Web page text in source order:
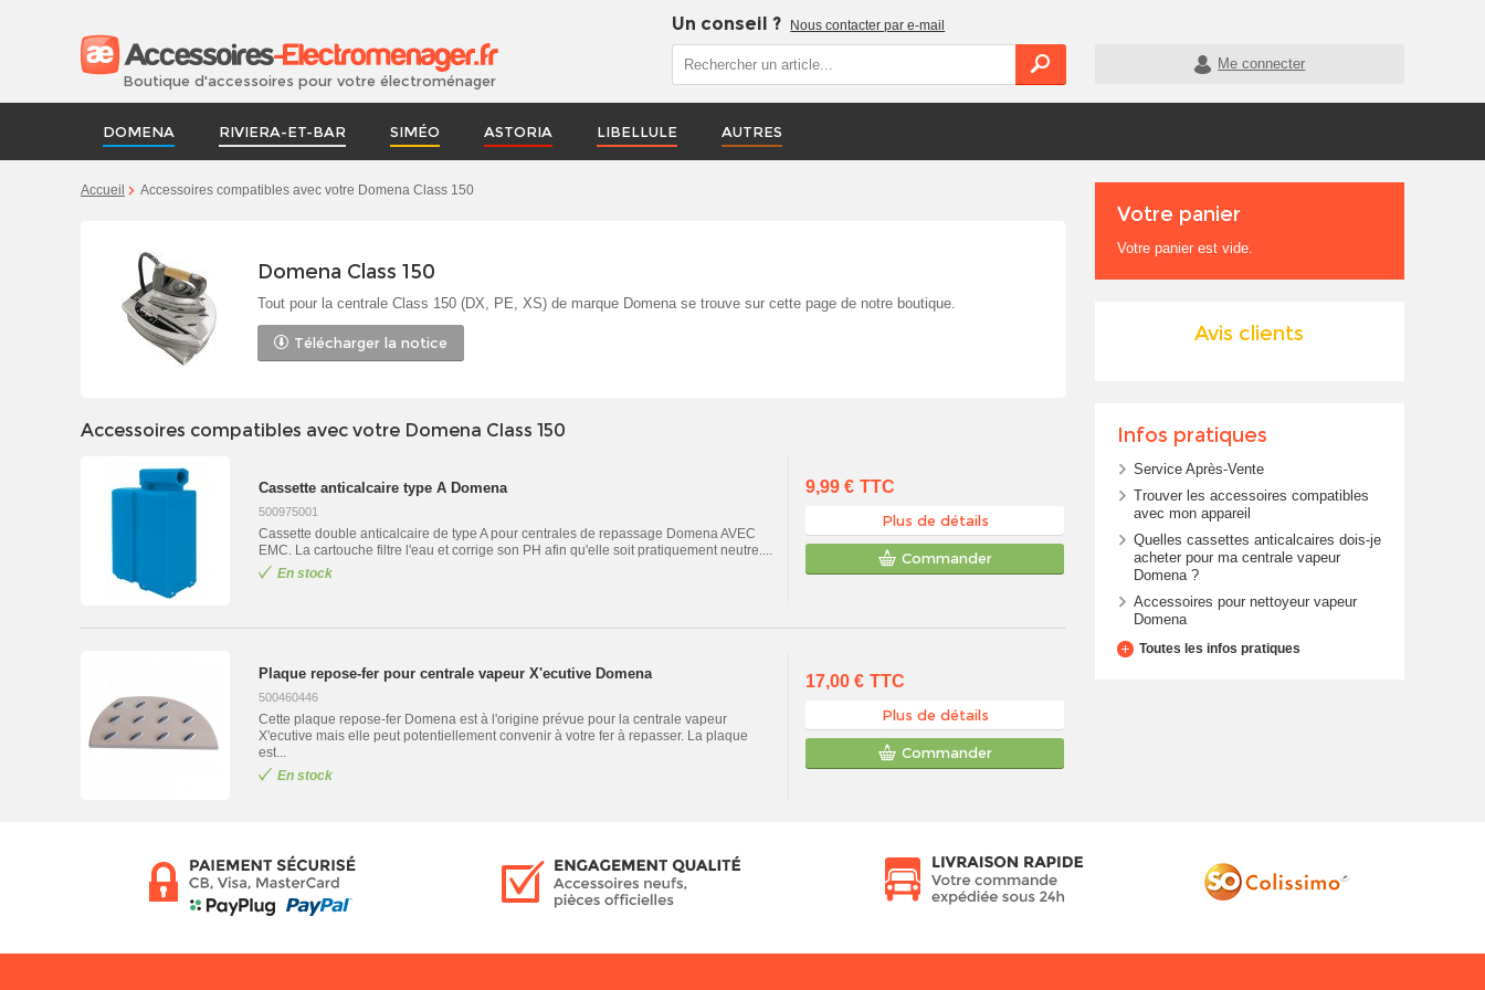
Boutique d'accessoires pour votre électroménager
Un conseil ? Nous contacter par e-mail
Me connecter
DOMENA RIVIERA-ET-BAR SIMÉO ASTORIA LIBELLULE AUTRES
Accueil Accessoires compatibles avec votre Domena Class 150
Domena Class 150
Tout pour la centrale Class 150 (DX, PE, XS) de marque Domena se trouve sur cette page de notre boutique.
Télécharger la notice
Accessoires compatibles avec votre Domena Class 150
Cassette anticalcaire type A Domena
500975001
Cassette double anticalcaire de type A pour centrales de repassage Domena AVEC
EMC. La cartouche filtre l'eau et corrige son PH afin qu'elle soit pratiquement neutre....
En stock
9,99 € TTC
Plus de détails
Commander
Plaque repose-fer pour centrale vapeur X'ecutive Domena
500460446
Cette plaque repose-fer Domena est à l'origine prévue pour la centrale vapeur
X'ecutive mais elle peut potentiellement convenir à votre fer à repasser. La plaque
est...
En stock
17,00 € TTC
Plus de détails
Commander
Votre panier
Votre panier est vide.
Avis clients
Infos pratiques
Service Après-Vente
Trouver les accessoires compatibles
avec mon appareil
Quelles cassettes anticalcaires dois-je
acheter pour ma centrale vapeur
Domena ?
Accessoires pour nettoyeur vapeur
Domena
Toutes les infos pratiques